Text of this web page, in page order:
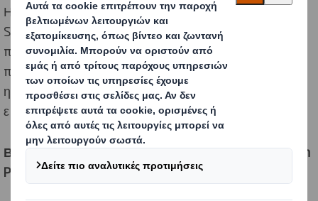
Η εταιρεία τιμήθηκε με 1 βραβείοGoldκαι 3 βραβεία
Silverσε διαφορετικές κατηγορίες, αναδεικνύοντας την
πολυδιάστατη προσέγγισή της στις σύγχρονες
προκλήσεις της εφοδιαστικής αλυσίδας, του
ηλεκτρονικού εμπορίου και της καταναλωτικής
εμπειρίας. Πιο συγκεκριμένα:
ΒραβείοGOLDστην κατηγορία “Transit|SupplyChain
Packaging”